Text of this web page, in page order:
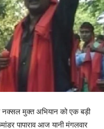
मुक्त अभियान को एक बड़ी
पापाराव आज यानी मंगलवार